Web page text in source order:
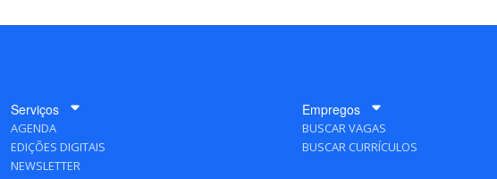
Serviços
AGENDA
EDIÇÕES DIGITAIS
NEWSLETTER
Empregos
BUSCAR VAGAS
BUSCAR CURRÍCULOS